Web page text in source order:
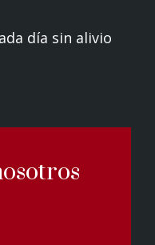
día sin alivio